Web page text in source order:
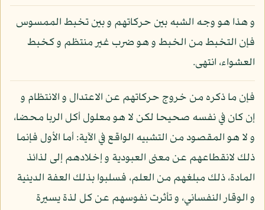
و هذا هو وجه الشبه بين حركاتهم و بين تخبط الممسوس
فإن التخبط من الخبط و هو ضرب غير منتظم و كخبط
العشواء، انتهى.
فإن ما ذكره من خروج حركاتهم عن الاعتدال و الانتظام و
إن كان في نفسه صحيحا لكن لا هو معلول أكل الربا محضا،
و لا هو المقصود من التشبيه الواقع في الآية: أما الأول فإنما
ذلك لانقطاعهم عن معنى العبودية و إخلادهم إلى لذائذ
المادة، ذلك مبلغهم من العلم، فسلبوا بذلك العفة الدينية
و الوقار النفساني، و تأثرت نفوسهم عن كل لذة يسيرة